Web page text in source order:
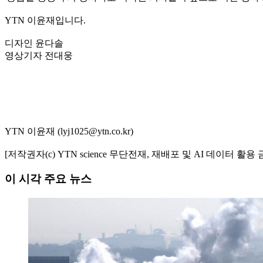
YTN 이윤재입니다.
디자인 윤다솔
영상기자 전대웅
YTN 이윤재 (lyj1025@ytn.co.kr)
[저작권자(c) YTN science 무단전재, 재배포 및 AI 데이터 활용
이 시각 주요 뉴스